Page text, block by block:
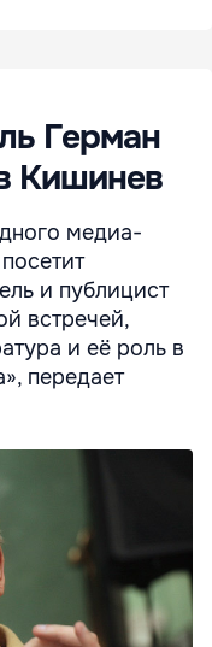
Герман
Кишинев
медиа-
и публицист
встречей,
и её роль в
передает